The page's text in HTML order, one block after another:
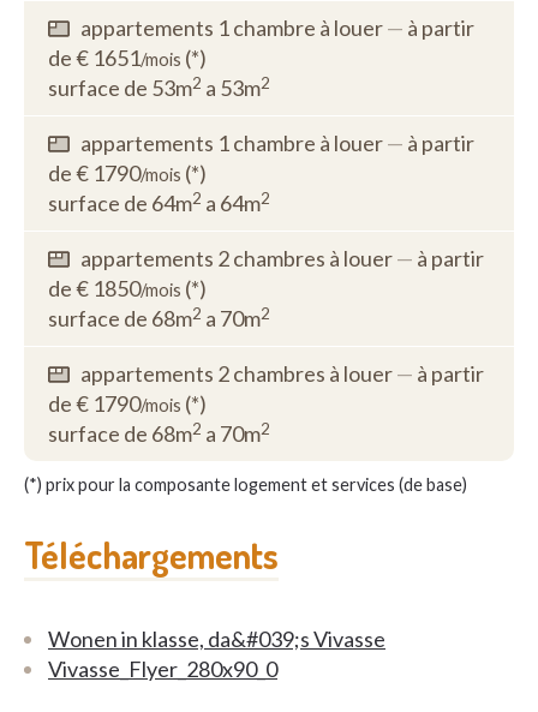
appartements 1 chambre à louer— à partir
de € 1651/mois (*)
surface de 53m2 a 53m2
appartements 1 chambre à louer— à partir
de € 1790/mois (*)
surface de 64m2 a 64m2
appartements 2 chambres à louer— à partir
de € 1850/mois (*)
surface de 68m2 a 70m2
appartements 2 chambres à louer— à partir
de € 1790/mois (*)
surface de 68m2 a 70m2
(*) prix pour la composante logement et services (de base)
Téléchargements
Wonen in klasse, da&#039;s Vivasse
Vivasse_Flyer_280x90_0